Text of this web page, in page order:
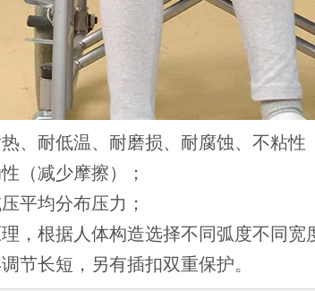
、耐低温、耐磨损、耐腐蚀、不粘
（减少摩擦）；
平均分布压力；
，根据人体构造选择不同弧度不同
节长短，另有插扣双重保护。